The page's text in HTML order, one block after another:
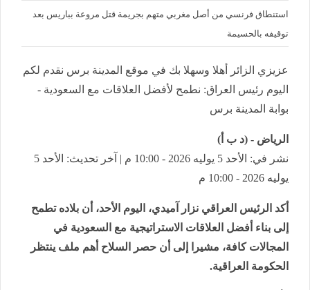
استنطاق فرنسي من أصل مغربي متهم بجريمة قتل مروعة بباريس بعد
توقيفه بالحسيمة
عزيزي الزائر أهلا وسهلا بك في موقع المدينة برس نقدم لكم
اليوم رئيس العراق: نطمح لأفضل العلاقات مع السعودية -
بوابة المدينة برس
الرياض - (د ب أ)
نشر في: الأحد 5 يوليه 2026 - 10:00 م | آخر تحديث: الأحد 5
يوليه 2026 - 10:00 م
أكد الرئيس العراقي نزار آميدي، اليوم الأحد، أن بلاده تطمح
إلى بناء أفضل العلاقات الاستراتيجية مع السعودية في
المجالات كافة، مشيرا إلى أن حصر السلاح أهم ملف ينتظر
الحكومة العراقية.